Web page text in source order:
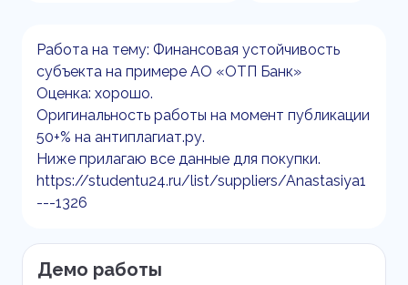
Работа на тему: Финансовая устойчивость
субъекта на примере АО «ОТП Банк»
Оценка: хорошо.
Оригинальность работы на момент публикации
50+% на антиплагиат.ру.
Ниже прилагаю все данные для покупки.
https://studentu24.ru/list/suppliers/Anastasiya1
---1326
Демо работы